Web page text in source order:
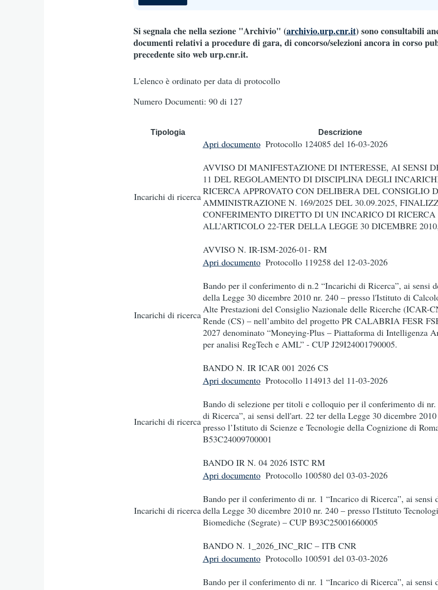
Si segnala che nella sezione "Archivio" (archivio.urp.cnr.it) sono consultabili
documenti relativi a procedure di gara, di concorso/selezioni ancora in corso
precedente sito web urp.cnr.it.
L'elenco è ordinato per data di protocollo
Numero Documenti: 90 di 127
Tipologia Descrizione
Incarichi di ricerca
Apri documento Protocollo 124085 del 16-03-2026
AVVISO DI MANIFESTAZIONE DI INTERESSE, AI SENSI
11 DEL REGOLAMENTO DI DISCIPLINA DEGLI
RICERCA APPROVATO CON DELIBERA DEL CONSIGLIO
AMMINISTRAZIONE N. 169/2025 DEL 30.09.2025,
CONFERIMENTO DIRETTO DI UN INCARICO DI
ALL’ARTICOLO 22-TER DELLA LEGGE 30 DICEMBRE
AVVISO N. IR-ISM-2026-01- RM
Incarichi di ricerca
Apri documento Protocollo 119258 del 12-03-2026
Bando per il conferimento di n.2 “Incarichi di Ricerca”, ai sensi
della Legge 30 dicembre 2010 nr. 240 – presso l'Istituto di
Alte Prestazioni del Consiglio Nazionale delle Ricerche (ICAR-
Rende (CS) – nell’ambito del progetto PR CALABRIA FESR
2027 denominato “Moneying-Plus – Piattaforma di Intelligenza
per analisi RegTech e AML” - CUP J29I24001790005.
BANDO N. IR ICAR 001 2026 CS
Incarichi di ricerca
Apri documento Protocollo 114913 del 11-03-2026
Bando di selezione per titoli e colloquio per il conferimento di
di Ricerca”, ai sensi dell'art. 22 ter della Legge 30 dicembre
presso l’Istituto di Scienze e Tecnologie della Cognizione di
B53C24009700001
BANDO IR N. 04 2026 ISTC RM
Incarichi di ricerca
Apri documento Protocollo 100580 del 03-03-2026
Bando per il conferimento di nr. 1 “Incarico di Ricerca”, ai sensi
della Legge 30 dicembre 2010 nr. 240 – presso l'Istituto
Biomediche (Segrate) – CUP B93C25001660005
BANDO N. 1_2026_INC_RIC – ITB CNR
Apri documento Protocollo 100591 del 03-03-2026
Bando per il conferimento di nr. 1 “Incarico di Ricerca”, ai sensi